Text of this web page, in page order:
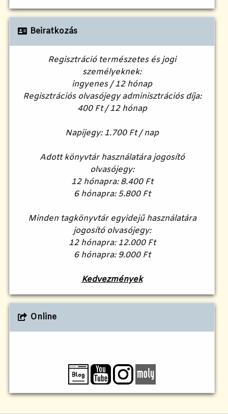
Beiratkozás
Regisztráció természetes és jogi
személyeknek:
ingyenes / 12 hónap
Regisztrációs olvasójegy adminisztrációs díja:
400 Ft / 12 hónap
Napijegy: 1.700 Ft / nap
Adott könyvtár használatára jogosító
olvasójegy:
12 hónapra: 8.400 Ft
6 hónapra: 5.800 Ft
Minden tagkönyvtár egyidejű használatára
jogosító olvasójegy:
12 hónapra: 12.000 Ft
6 hónapra: 9.000 Ft
Kedvezmények
Online